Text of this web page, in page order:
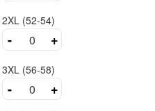
2XL (52-54)
- +
3XL (56-58)
- +